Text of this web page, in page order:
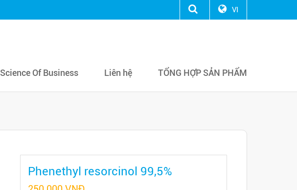
VI
Science Of Business Liên hệ TỔNG HỢP SẢN PHẨM
Phenethyl resorcinol 99,5%